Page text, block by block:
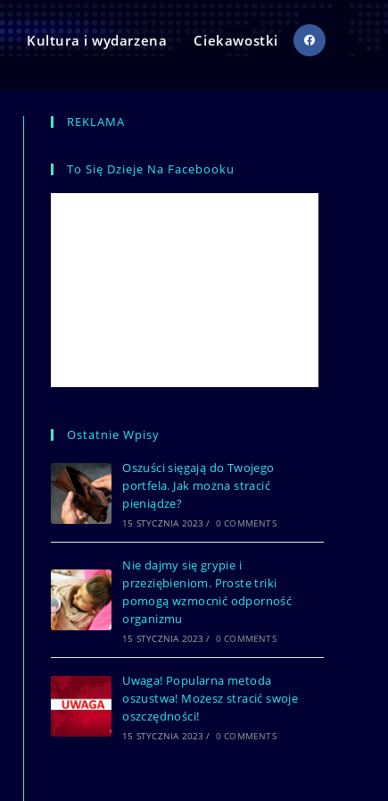
Kultura i wydarzena Ciekawostki
REKLAMA
To Się Dzieje Na Facebooku
Ostatnie Wpisy
Oszuści sięgają do Twojego
portfela. Jak można stracić
pieniądze?
15 STYCZNIA 2023 / 0 COMMENTS
Nie dajmy się grypie i
przeziębieniom. Proste triki
pomogą wzmocnić odporność
organizmu
15 STYCZNIA 2023 / 0 COMMENTS
Uwaga! Popularna metoda
oszustwa! Możesz stracić swoje
oszczędności!
15 STYCZNIA 2023 / 0 COMMENTS